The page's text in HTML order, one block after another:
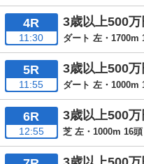
4R
11:30
3歳以上500
ダート 左・1700m
5R
11:55
3歳以上500
ダート 左・1000m
6R
12:55
3歳以上500
芝 左・1000m 16頭